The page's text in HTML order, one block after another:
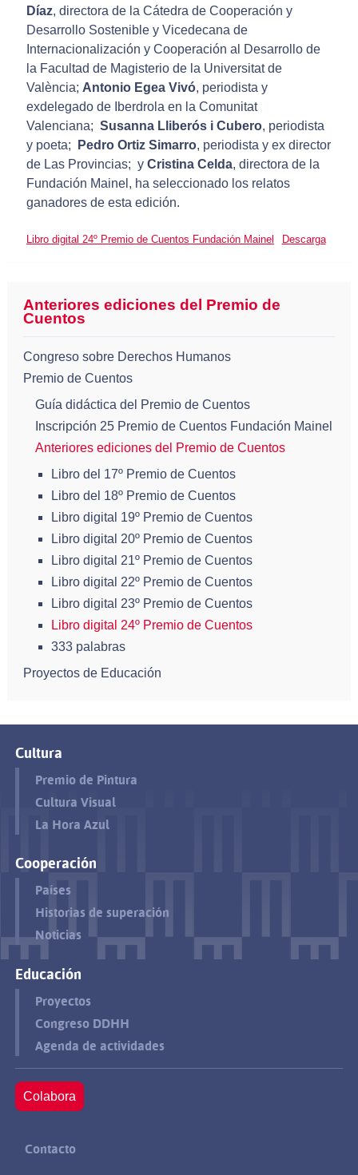
Díaz, directora de la Cátedra de Cooperación y
Desarrollo Sostenible y Vicedecana de
Internacionalización y Cooperación al Desarrollo de
la Facultad de Magisterio de la Universitat de
València; Antonio Egea Vivó, periodista y
exdelegado de Iberdrola en la Comunitat
Valenciana; Susanna Lliberós i Cubero, periodista
y poeta;
Pedro Ortiz Simarro, periodista y ex director
de Las Provincias; y Cristina Celda, directora de la
Fundación Mainel, ha seleccionado los relatos
ganadores de esta edición.
Libro digital 24º Premio de Cuentos Fundación Mainel Descarga
Anteriores ediciones del Premio de
Cuentos
Congreso sobre Derechos Humanos
Premio de Cuentos
Guía didáctica del Premio de Cuentos
Inscripción 25 Premio de Cuentos Fundación Mainel
Anteriores ediciones del Premio de Cuentos
Libro del 17º Premio de Cuentos
Libro del 18º Premio de Cuentos
Libro digital 19º Premio de Cuentos
Libro digital 20º Premio de Cuentos
Libro digital 21º Premio de Cuentos
Libro digital 22º Premio de Cuentos
Libro digital 23º Premio de Cuentos
Libro digital 24º Premio de Cuentos
333 palabras
Proyectos de Educación
Cultura
Premio de Pintura
Cultura Visual
La Hora Azul
Cooperación
Países
Historias de superación
Noticias
Educación
Proyectos
Congreso DDHH
Agenda de actividades
Colabora
Contacto